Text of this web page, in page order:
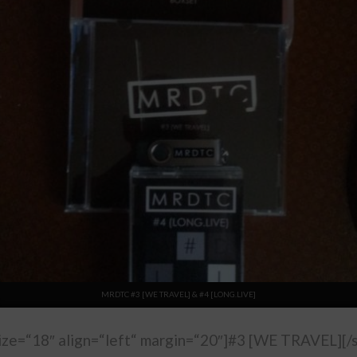
MRDTC #3 [WE TRAVEL] & #4 [LONG.LIVE]
align=“left“ margin=“20″]#3 [WE TRAVEL][/